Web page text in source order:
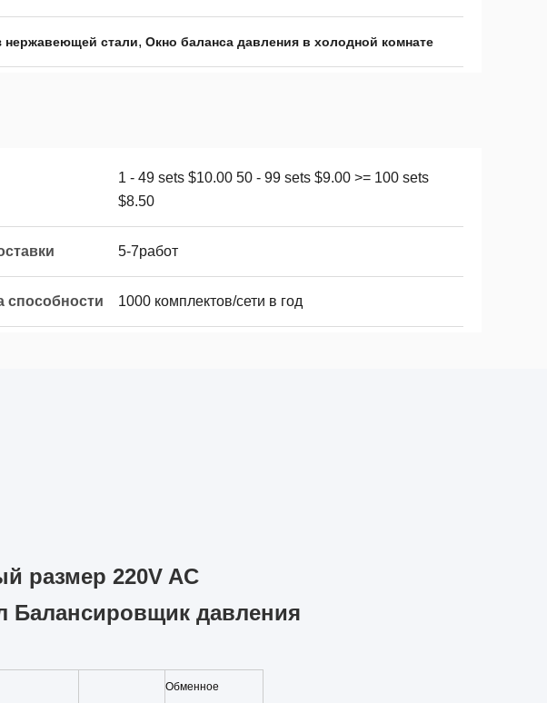
нержавеющей стали, Окно баланса давления в холодной комнате
1 - 49 sets $10.00 50 - 99 sets $9.00 >= 100 sets
$8.50
5-7работ
способности 1000 комплектов/сети в год
размер 220V AC
Балансировщик давления
Обменное